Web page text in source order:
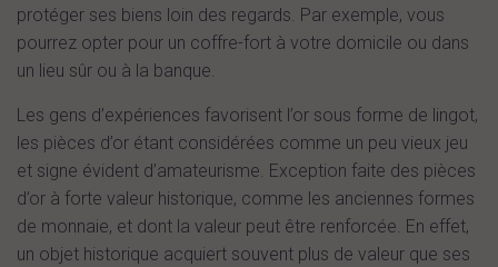
protéger ses biens loin des regards. Par exemple, vous
pourrez opter pour un coffre-fort à votre domicile ou dans
un lieu sûr ou à la banque.
Les gens d’expériences favorisent l’or sous forme de lingot,
les pièces d’or étant considérées comme un peu vieux jeu
et signe évident d’amateurisme. Exception faite des pièces
d’or à forte valeur historique, comme les anciennes formes
de monnaie, et dont la valeur peut être renforcée. En effet,
un objet historique acquiert souvent plus de valeur que ses